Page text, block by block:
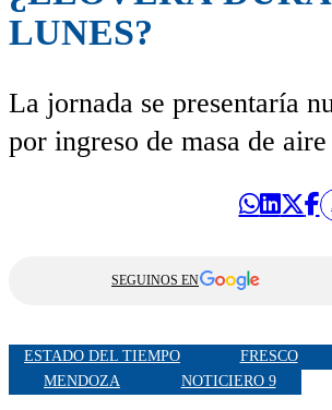
LUNES?
La jornada se presentaría
por ingreso de masa de
SEGUINOS EN
ESTADO DEL TIEMPO
FRESCO
MENDOZA
NOTICIERO 9